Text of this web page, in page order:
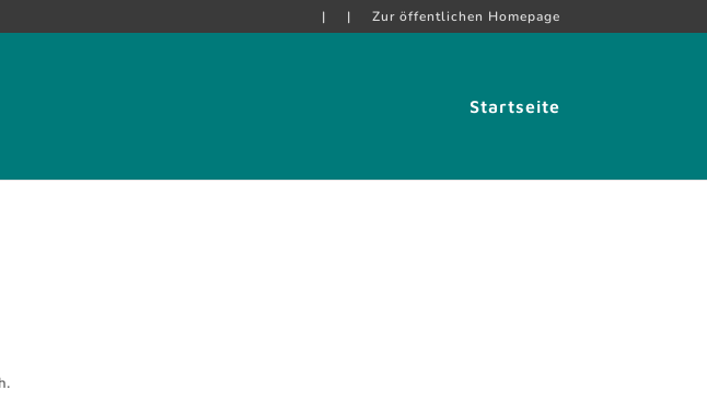
| | Zur öffentlichen Homepage
Startseite